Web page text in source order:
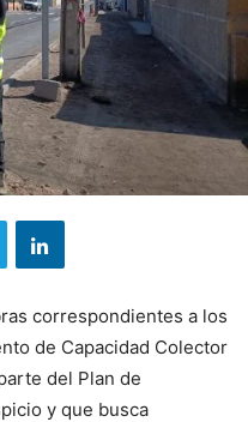
correspondientes a los
de Capacidad Colector
del Plan de
y que busca